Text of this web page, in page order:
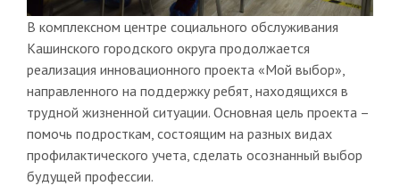
В комплексном центре социального обслуживания
Кашинского городского округа продолжается
реализация инновационного проекта «Мой выбор»,
направленного на поддержку ребят, находящихся в
трудной жизненной ситуации. Основная цель проекта –
помочь подросткам, состоящим на разных видах
профилактического учета, сделать осознанный выбор
будущей профессии.